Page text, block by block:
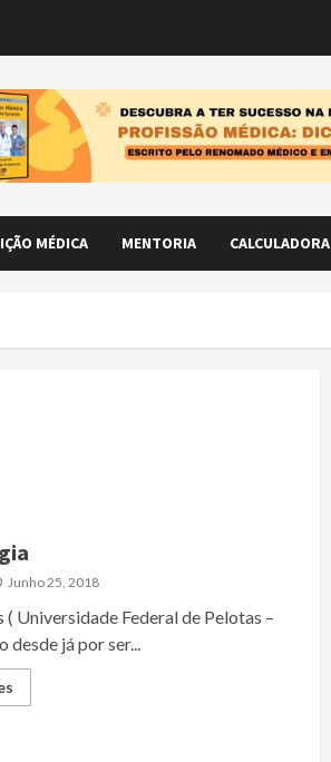
MÉDICA MENTORIA CALCULADORA
Junho 25, 2018
Universidade Federal de Pelotas –
desde já por ser...